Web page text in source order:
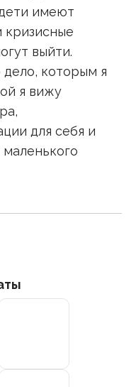
имеют
кризисные
выйти.
которым я
я вижу
для себя и